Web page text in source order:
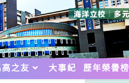
高之友 大事紀 歷年榮譽榜